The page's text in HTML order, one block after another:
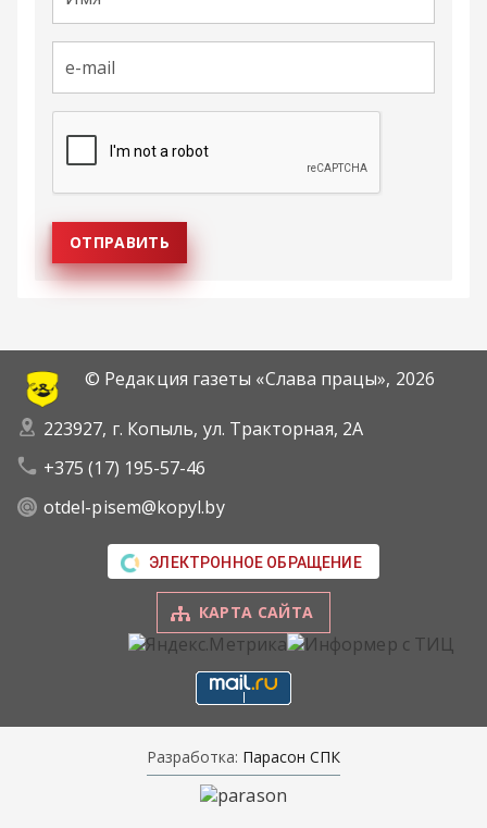
© Редакция газеты «Слава працы», 2026
223927, г. Копыль, ул. Тракторная, 2А
+375 (17) 195-57-46
otdel-pisem@kopyl.by
ЭЛЕКТРОННОЕ ОБРАЩЕНИЕ
КАРТА САЙТА
Разработка: Парасон СПК